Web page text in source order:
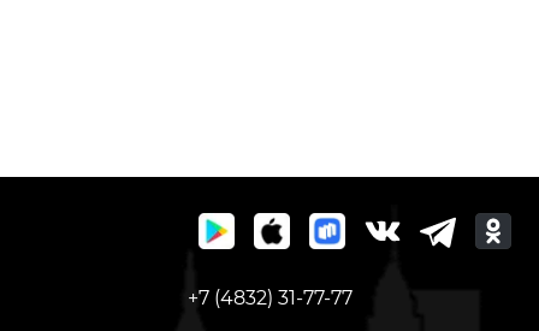
+7 (4832) 31-77-77